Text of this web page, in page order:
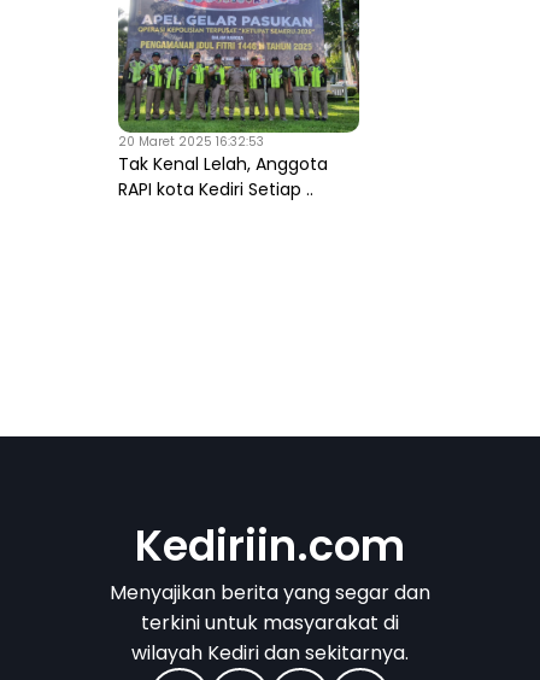
20 Maret 2025 16:32:53
Tak Kenal Lelah, Anggota
RAPI kota Kediri Setiap ..
Kediriin.com
Menyajikan berita yang segar dan
terkini untuk masyarakat di
wilayah Kediri dan sekitarnya.